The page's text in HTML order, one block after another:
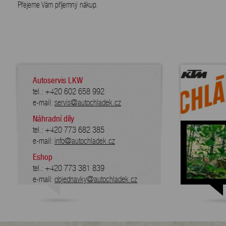
Přejeme Vám příjemný nákup.
Autoservis LKW
tel.: +420 602 658 992
e-mail: servis@autochladek.cz
Náhradní díly
tel.: +420 773 682 385
e-mail: info@autochladek.cz
Eshop
tel.: +420 773 381 839
e-mail: objednavky@autochladek.cz